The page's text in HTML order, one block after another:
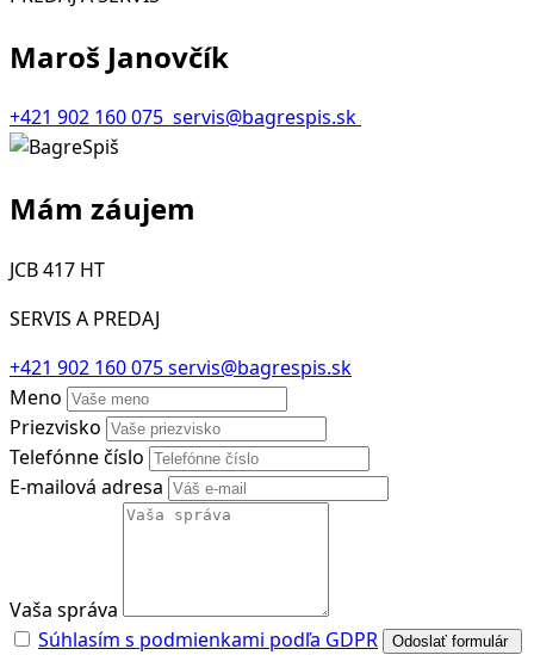
Maroš Janovčík
+421 902 160 075 servis@bagrespis.sk
Mám záujem
JCB 417 HT
SERVIS A PREDAJ
+421 902 160 075servis@bagrespis.sk
Meno
Priezvisko
Telefónne číslo
E-mailová adresa
Vaša správa
Súhlasím s podmienkami podľa GDPR
Odoslať formulár